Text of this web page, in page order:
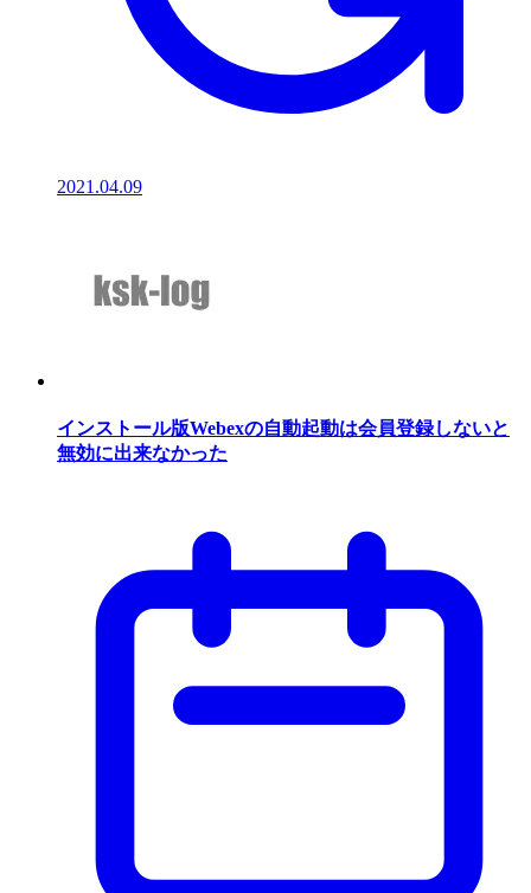
2021.04.09
インストール版Webexの自動起動は会員登録しないと
無効に出来なかった